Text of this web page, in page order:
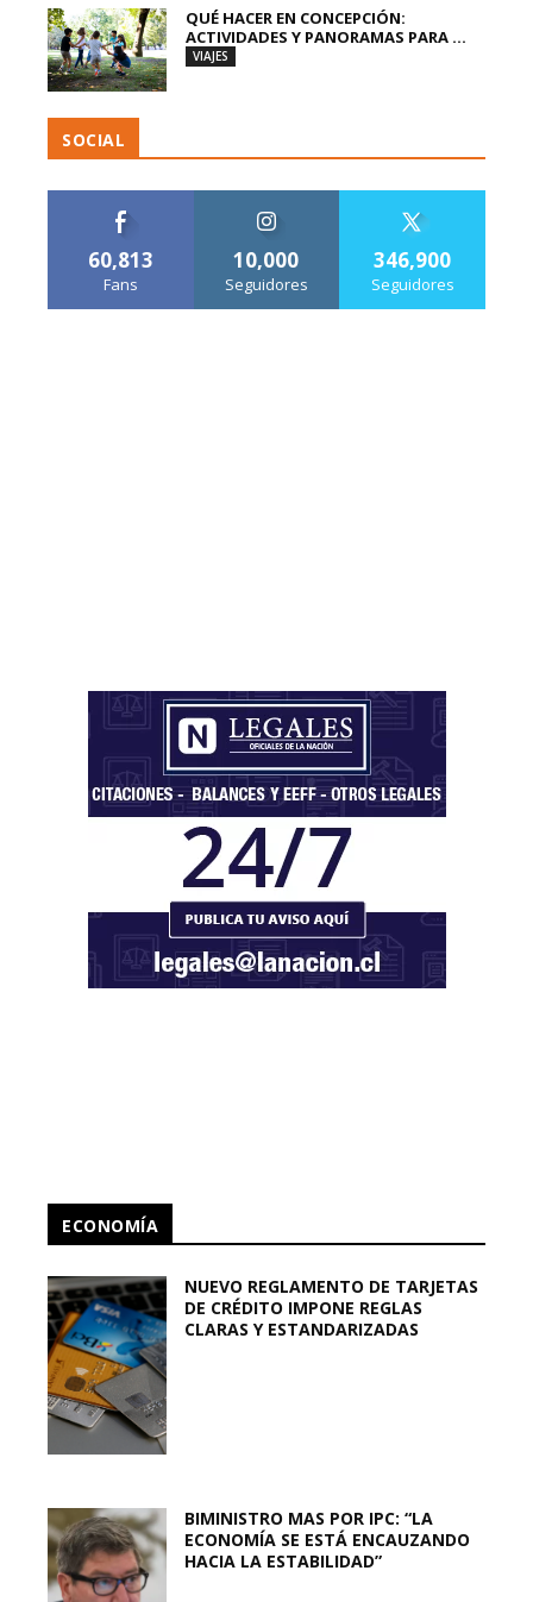
QUÉ HACER EN CONCEPCIÓN:
ACTIVIDADES Y PANORAMAS PARA ...
VIAJES
SOCIAL
60,813
Fans
10,000
Seguidores
346,900
Seguidores
ECONOMÍA
NUEVO REGLAMENTO DE TARJETAS
DE CRÉDITO IMPONE REGLAS
CLARAS Y ESTANDARIZADAS
BIMINISTRO MAS POR IPC: “LA
ECONOMÍA SE ESTÁ ENCAUZANDO
HACIA LA ESTABILIDAD”